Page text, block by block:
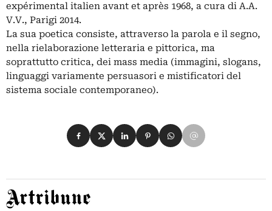
expérimental italien avant et après 1968, a cura di A.A.
V.V., Parigi 2014.
La sua poetica consiste, attraverso la parola e il segno,
nella rielaborazione letteraria e pittorica, ma
soprattutto critica, dei mass media (immagini, slogans,
linguaggi variamente persuasori e mistificatori del
sistema sociale contemporaneo).
Condividi su Facebook
Condividi su X
Condividi su LinkedIn
Condividi su Pinterest
Condividi su WhatsApp
Condividi su Email
Artribune